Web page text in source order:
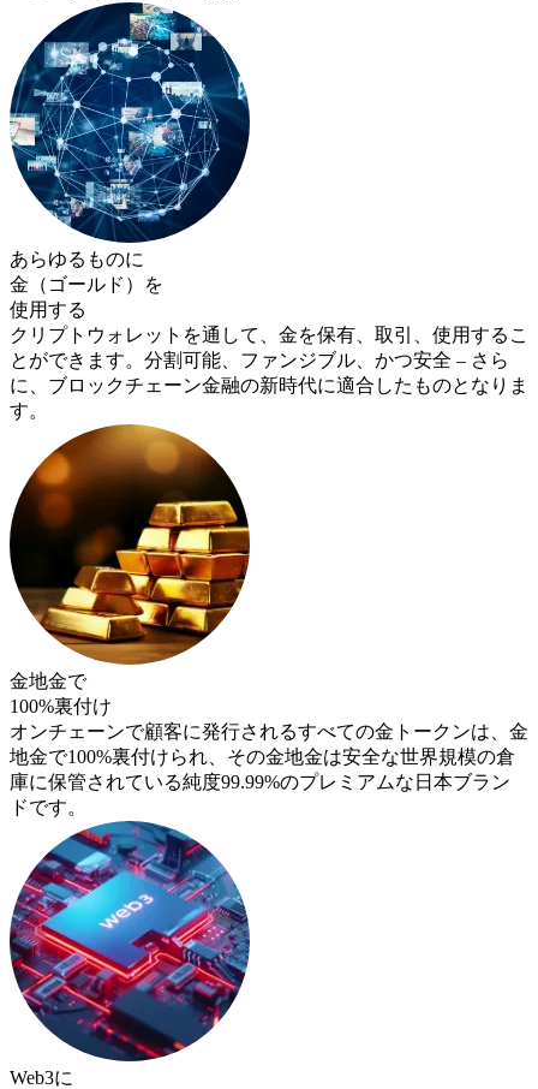
あらゆるものに
金（ゴールド）を
使用する
クリプトウォレットを通して、金を保有、取引、使用するこ
とができます。分割可能、ファンジブル、かつ安全 – さら
に、ブロックチェーン金融の新時代に適合したものとなりま
す。
金地金で
100%裏付け
オンチェーンで顧客に発行されるすべての金トークンは、金
地金で100%裏付けられ、その金地金は安全な世界規模の倉
庫に保管されている純度99.99%のプレミアムな日本ブラン
ドです。
Web3に